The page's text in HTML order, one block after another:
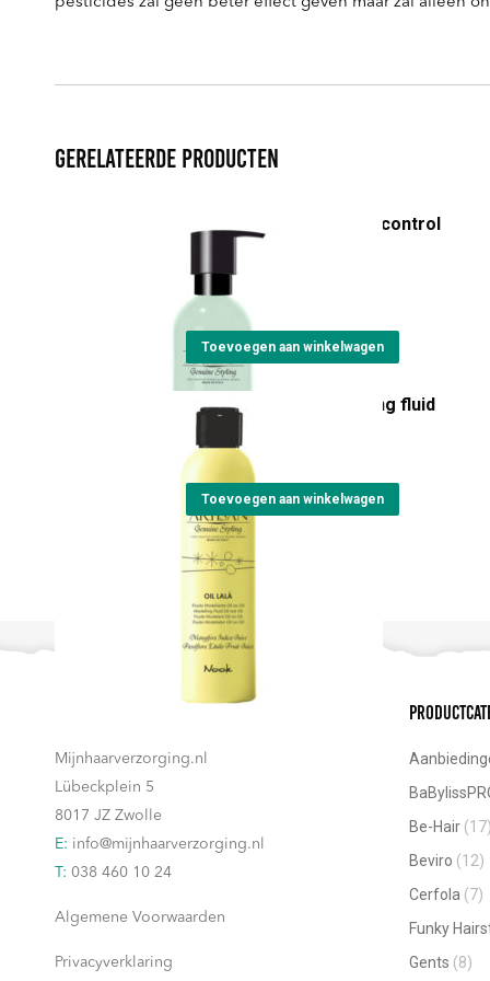
Gerelateerde producten
Artisan Riccioletto curl control
Toevoegen aan winkelwagen
Artisan Oil Lalà modelling fluid
22,00
Toevoegen aan winkelwagen
Mijnhaarverzorging.nl
Lübeckplein 5
8017 JZ Zwolle
E: info@mijnhaarverzorging.nl
T: 038 460 10 24
Algemene Voorwaarden
Privacyverklaring
Be-Hair (17)
Beviro (12)
Cerfola (7)
Funky
Gents (8)